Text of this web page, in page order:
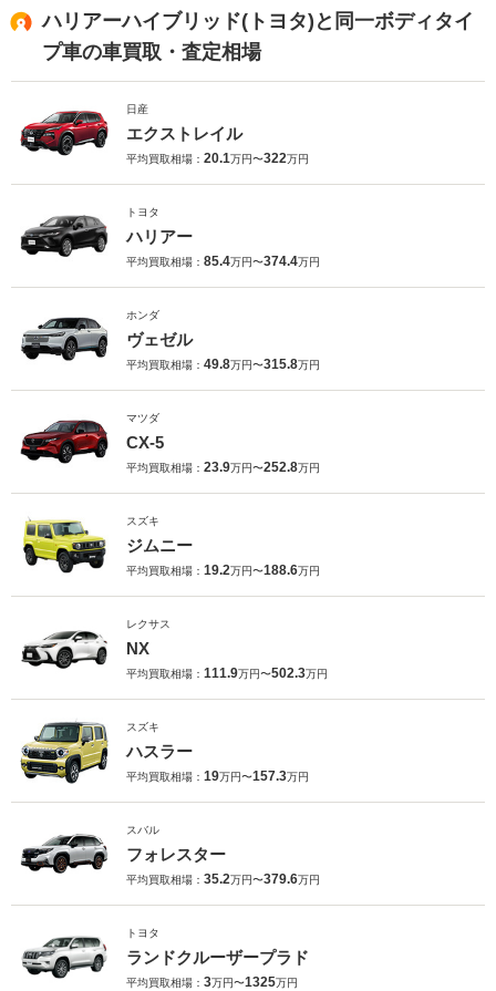
ハリアーハイブリッド(トヨタ)と同一ボディタイ
プ車の車買取・査定相場
日産
エクストレイル
平均買取相場： 20.1万円〜322万円
トヨタ
ハリアー
平均買取相場： 85.4万円〜374.4万円
ホンダ
ヴェゼル
平均買取相場： 49.8万円〜315.8万円
マツダ
CX-5
平均買取相場： 23.9万円〜252.8万円
スズキ
ジムニー
平均買取相場： 19.2万円〜188.6万円
レクサス
NX
平均買取相場： 111.9万円〜502.3万円
スズキ
ハスラー
平均買取相場： 19万円〜157.3万円
スバル
フォレスター
平均買取相場： 35.2万円〜379.6万円
トヨタ
ランドクルーザープラド
平均買取相場： 3万円〜1325万円